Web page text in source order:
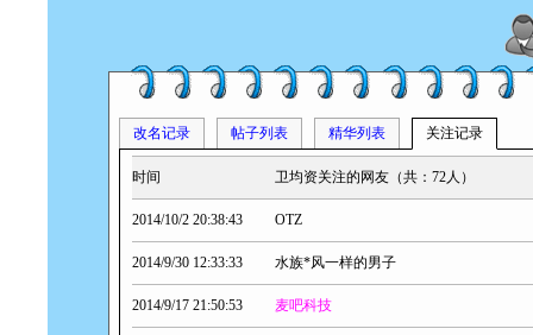
改名记录 帖子列表 精华列表 关注记录
时间 卫均资关注的网友（共：72人）
2014/10/2 20:38:43 OTZ
2014/9/30 12:33:33 水族*风一样的男子
2014/9/17 21:50:53 麦吧科技